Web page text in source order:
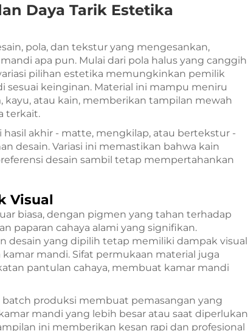
Daya Tarik Estetika
pola, dan tekstur yang mengesankan,
apa pun. Mulai dari pola halus yang canggih
pilihan estetika memungkinkan pemilik
sesuai keinginan. Material ini mampu meniru
atau kain, memberikan tampilan mewah
terkait.
akhir - matte, mengkilap, atau bertekstur -
desain. Variasi ini memastikan bahwa kain
desain sambil tetap mempertahankan
Visual
biasa, dengan pigmen yang tahan terhadap
paparan cahaya alami yang signifikan.
desain yang dipilih tetap memiliki dampak visual
mandi. Sifat permukaan material juga
pantulan cahaya, membuat kamar mandi
batch produksi membuat pemasangan yang
mandi yang lebih besar atau saat diperlukan
ini memberikan kesan rapi dan profesional